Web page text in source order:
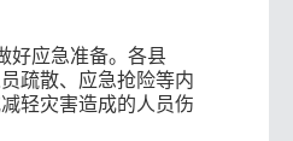
好应急准备。各县
疏散、应急抢险等内
轻灾害造成的人员伤